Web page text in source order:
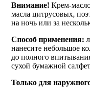
Внимание! Крем-
масла цитрусовых,
на ночь или за
Способ применения:
нанесите небольшое
до полного
сухой бумажной
Только для